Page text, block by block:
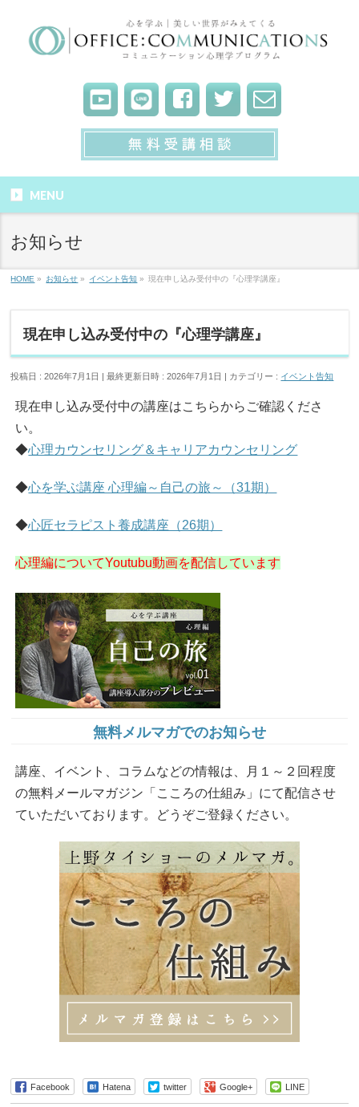
MENU
お知らせ
HOME » お知らせ » イベント告知 » 現在申し込み受付中の『心理学講座』
現在申し込み受付中の『心理学講座』
投稿日 : 2026年7月1日 最終更新日時 : 2026年7月1日 カテゴリー : イベント告知
現在申し込み受付中の講座はこちらからご確認くださ
い。
◆心理カウンセリング＆キャリアカウンセリング
◆心を学ぶ講座 心理編～自己の旅～（31期）
◆心匠セラピスト養成講座（26期）
心理編についてYoutubu動画を配信しています
無料メルマガでのお知らせ
講座、イベント、コラムなどの情報は、月１～２回程度
の無料メールマガジン「こころの仕組み」にて配信させ
ていただいております。どうぞご登録ください。
Facebook Hatena twitter Google+ LINE